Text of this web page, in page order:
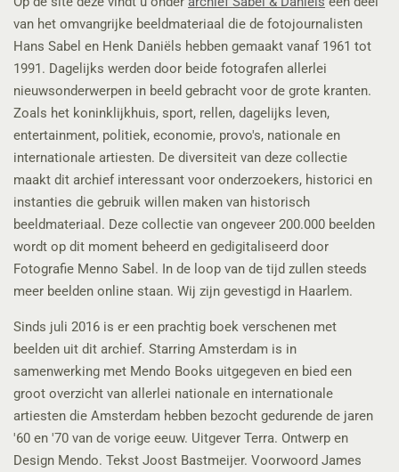
van het omvangrijke beeldmateriaal die de fotojournalisten
Hans Sabel en Henk Daniëls hebben gemaakt vanaf 1961 tot
1991. Dagelijks werden door beide fotografen allerlei
nieuwsonderwerpen in beeld gebracht voor de grote kranten.
Zoals het koninklijkhuis, sport, rellen, dagelijks leven,
entertainment, politiek, economie, provo's, nationale en
internationale artiesten. De diversiteit van deze collectie
maakt dit archief interessant voor onderzoekers, historici en
instanties die gebruik willen maken van historisch
beeldmateriaal. Deze collectie van ongeveer 200.000 beelden
wordt op dit moment beheerd en gedigitaliseerd door
Fotografie Menno Sabel. In de loop van de tijd zullen steeds
meer beelden online staan. Wij zijn gevestigd in Haarlem.
Sinds juli 2016 is er een prachtig boek verschenen met
beelden uit dit archief. Starring Amsterdam is in
samenwerking met Mendo Books uitgegeven en bied een
groot overzicht van allerlei nationale en internationale
artiesten die Amsterdam hebben bezocht gedurende de jaren
'60 en '70 van de vorige eeuw. Uitgever Terra. Ontwerp en
Design Mendo. Tekst Joost Bastmeijer. Voorwoord James